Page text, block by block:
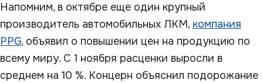
Напомним, в октябре еще один крупный
производитель автомобильных ЛКМ, компания
PPG, объявил о повышении цен на продукцию по
всему миру. С 1 ноября расценки выросли в
среднем на 10 %. Концерн объяснил подорожание